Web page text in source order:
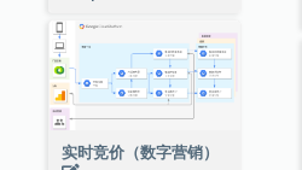
实时竞价（数字营销）